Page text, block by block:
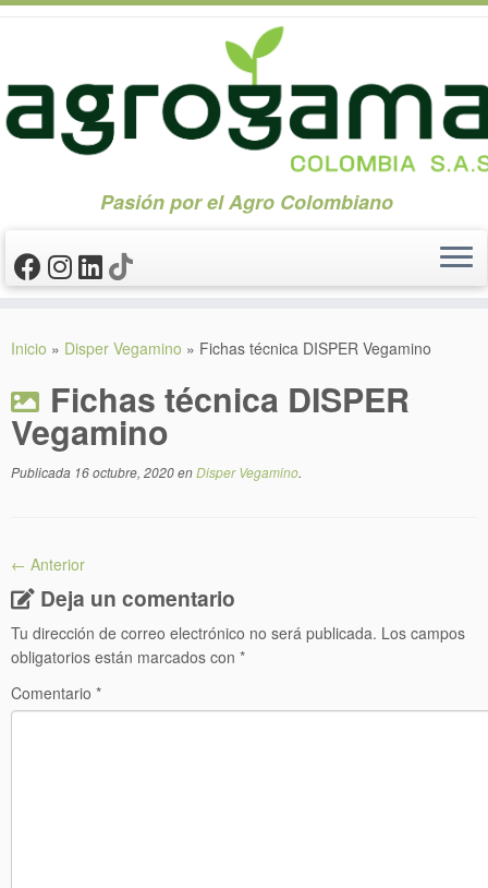
Pasión por el Agro Colombiano
Inicio » Disper Vegamino » Fichas técnica DISPER Vegamino
Fichas técnica DISPER
Vegamino
Publicada 16 octubre, 2020enDisper Vegamino.
← Anterior
Deja un comentario
Tu dirección de correo electrónico no será publicada. Los campos
obligatorios están marcados con *
Comentario *